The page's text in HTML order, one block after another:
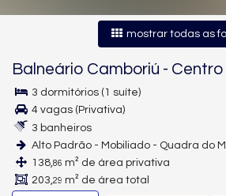
mostrar todas as
Balneário Camboriú - Centro
3 dormitórios (1 suíte)
4 vagas (Privativa)
3 banheiros
Alto Padrão - Mobiliado - Quadra do
138,86 m² de área privativa
203,29 m² de área total